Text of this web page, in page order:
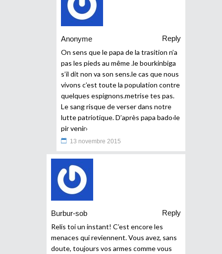
Anonyme
Reply
On sens que le papa de la trasition n’a
pas les pieds au même .le bourkinbiga
s’il dit non va son sens.le cas que nous
vivons c’est toute la population contre
quelques espignons.metrise tes pas.
Le sang risque de verser dans notre
lutte patriotique. D’après papa bado‹le
pir venir›
13 novembre 2015
Burbur-sob
Reply
Relis toi un instant! C’est encore les
menaces qui reviennent. Vous avez, sans
doute, toujours vos armes comme vous